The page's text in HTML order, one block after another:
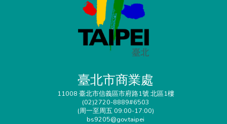
臺北市商業處
11008 臺北市信義區市府路1號 北區1樓
(02)2720-8889#6503
(周一至周五 09:00-17:00)
bs9205@gov.taipei